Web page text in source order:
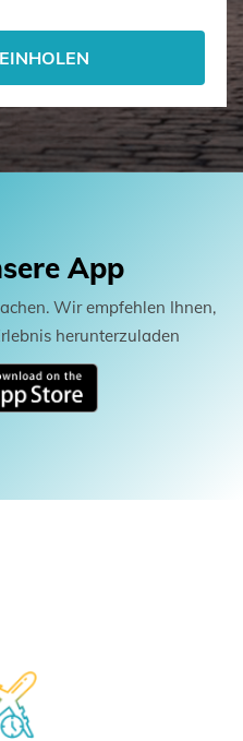
App
Wir empfehlen Ihnen,
herunterzuladen